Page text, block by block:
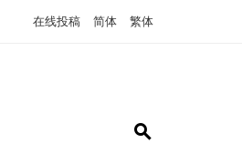
在线投稿 简体 繁体